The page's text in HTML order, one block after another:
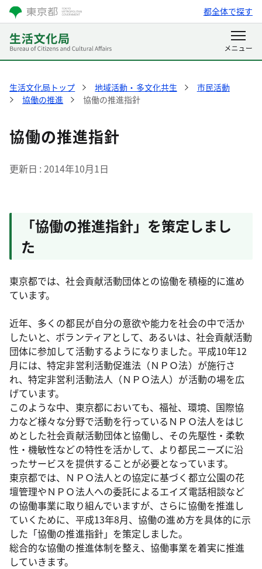
都全体で探す
生活文化局トップ 地域活動・多文化共生
市民活動
協働の推進
協働の推進指針
協働の推進指針
更新日 2014年10月1日
「協働の推進指針」を策定しまし
た
東京都では、社会貢献活動団体との協働を積極的に進め
ています。
近年、多くの都民が自分の意欲や能力を社会の中で活か
したいと、ボランティアとして、あるいは、社会貢献活動
団体に参加して活動するようになりました。平成10年12
月には、特定非営利活動促進法（ＮＰＯ法）が施行さ
れ、特定非営利活動法人（ＮＰＯ法人）が活動の場を広
げています。
このような中、東京都においても、福祉、環境、国際協
力など様々な分野で活動を行っているＮＰＯ法人をはじ
めとした社会貢献活動団体と協働し、その先駆性・柔軟
性・機敏性などの特性を活かして、より都民ニーズに沿
ったサービスを提供することが必要となっています。
東京都では、ＮＰＯ法人との協定に基づく都立公園の花
壇管理やＮＰＯ法人への委託によるエイズ電話相談など
の協働事業に取り組んでいますが、さらに協働を推進し
ていくために、平成13年8月、協働の進め方を具体的に示
した「協働の推進指針」を策定しました。
総合的な協働の推進体制を整え、協働事業を着実に推進
していきます。